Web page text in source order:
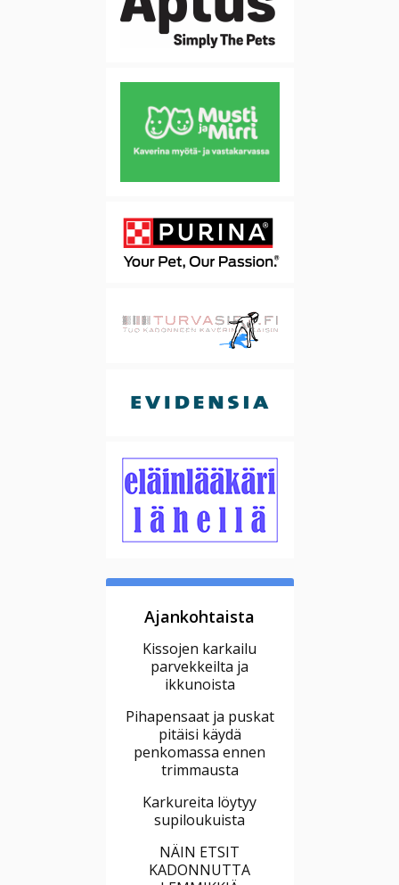
Ajankohtaista
Kissojen karkailu
parvekkeilta ja
ikkunoista
Pihapensaat ja puskat
pitäisi käydä
penkomassa ennen
trimmausta
Karkureita löytyy
supiloukuista
NÄIN ETSIT
KADONNUTTA